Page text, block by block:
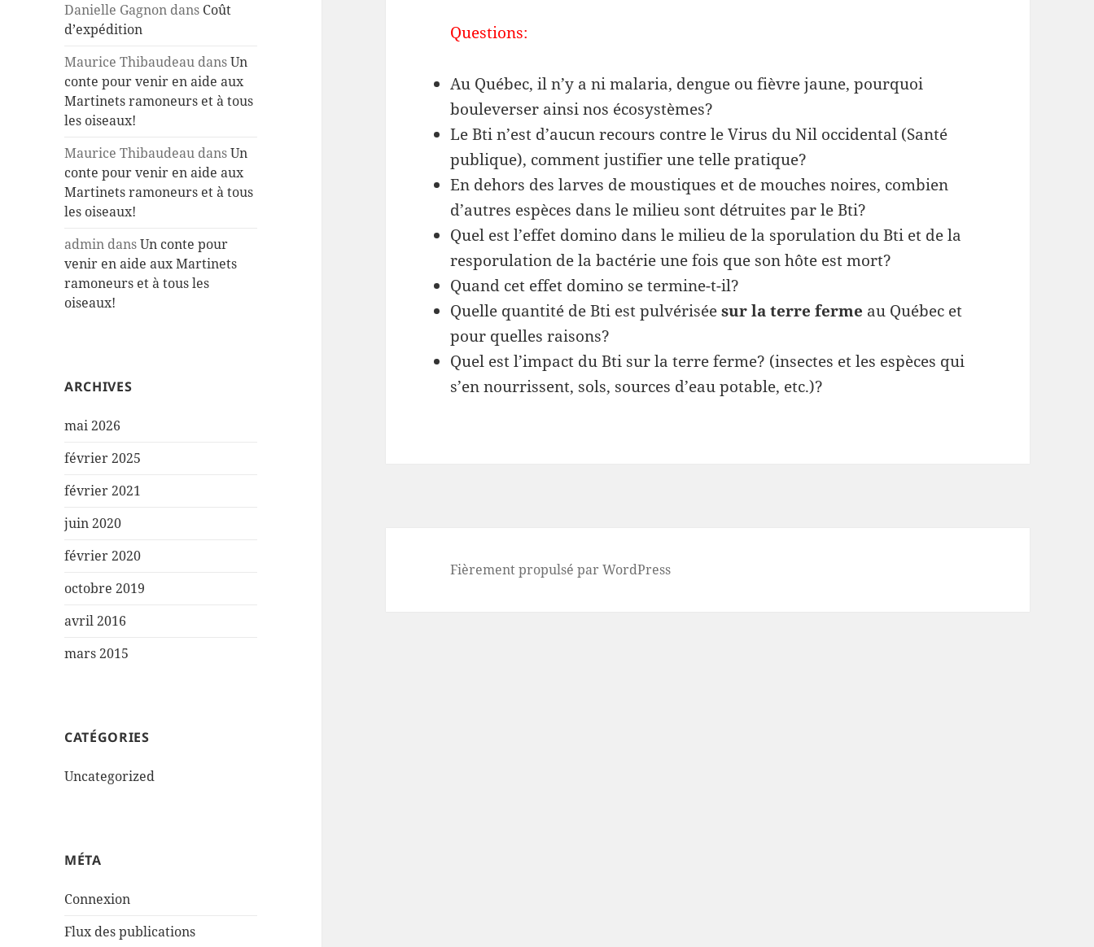
Danielle Gagnon dans Coût
d’expédition
Maurice Thibaudeau dansUn
conte pour venir en aide aux
Martinets ramoneurs et à tous
les oiseaux!
Maurice Thibaudeau dansUn
conte pour venir en aide aux
Martinets ramoneurs et à tous
les oiseaux!
admin dansUn conte pour
venir en aide aux Martinets
ramoneurs et à tous les
oiseaux!
ARCHIVES
mai 2026
février 2025
février 2021
juin 2020
février 2020
octobre 2019
avril 2016
mars 2015
CATÉGORIES
Uncategorized
MÉTA
Connexion
Flux des publications
Questions:
Au Québec, il n’y a ni malaria, dengue ou fièvre jaune, pourquoi
bouleverser ainsi nos écosystèmes?
Le Bti n’est d’aucun recours contre le Virus du Nil occidental (Santé
publique), comment justifier une telle pratique?
En dehors des larves de moustiques et de mouches noires, combien
d’autres espèces dans le milieu sont détruites par le Bti?
Quel est l’effet domino dans le milieu de la sporulation du Bti et de la
resporulation de la bactérie une fois que son hôte est mort?
Quand cet effet domino se termine-t-il?
Quelle quantité de Bti est pulvériséesur la terre ferme au Québec et
pour quelles raisons?
Quel est l’impact du Bti sur la terre ferme? (insectes et les espèces qui
s’en nourrissent, sols, sources d’eau potable, etc.)?
Fièrement propulsé par WordPress